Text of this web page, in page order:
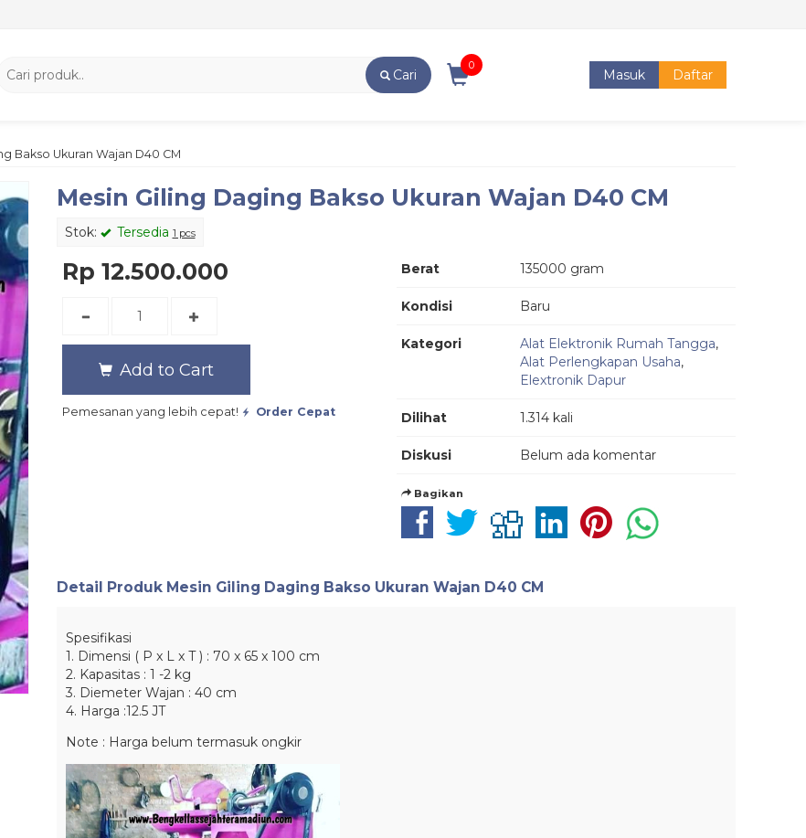
Cari
0
Masuk Daftar
Bakso Ukuran Wajan D40 CM
Mesin Giling Daging Bakso Ukuran Wajan D40 CM
Stok: Tersedia 1 pcs
Berat 135000 gram
Kondisi Baru
Kategori Alat Elektronik Rumah Tangga,
Alat Perlengkapan Usaha,
Elextronik Dapur
Dilihat 1.314 kali
Diskusi Belum ada komentar
Bagikan
Rp 12.500.000
Add to Cart
Pemesanan yang lebih cepat! Order Cepat
Detail Produk Mesin Giling Daging Bakso Ukuran Wajan D40 CM
Spesifikasi
1. Dimensi ( P x L x T ) : 70 x 65 x 100 cm
2. Kapasitas : 1 -2 kg
3. Diemeter Wajan : 40 cm
4. Harga :12.5 JT
Note : Harga belum termasuk ongkir